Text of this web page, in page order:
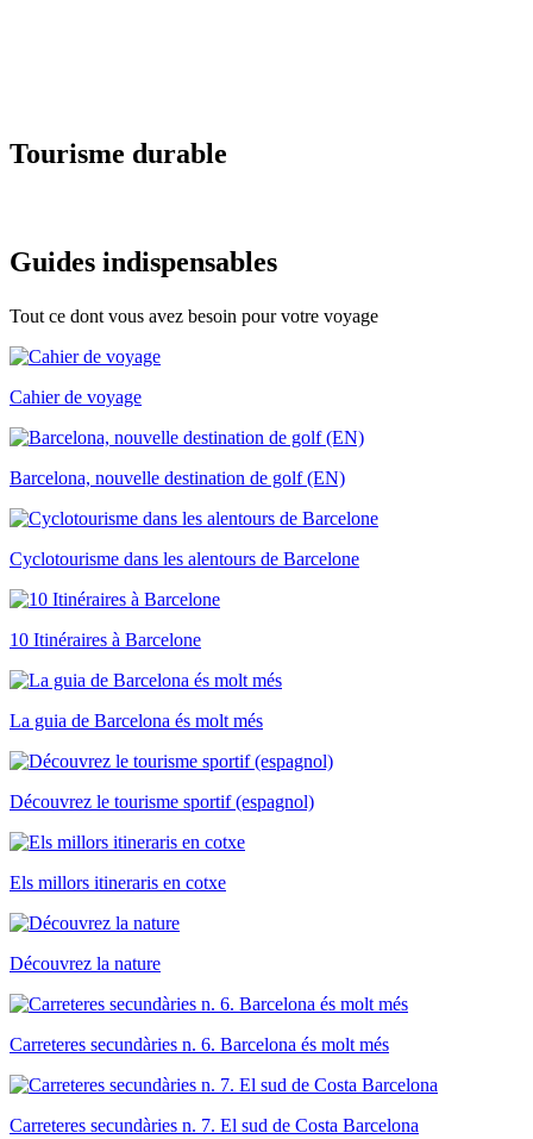
Tourisme durable
Guides indispensables
Tout ce dont vous avez besoin pour votre voyage
Cahier de voyage
Barcelona, nouvelle destination de golf (EN)
Cyclotourisme dans les alentours de Barcelone
10 Itinéraires à Barcelone
La guia de Barcelona és molt més
Découvrez le tourisme sportif (espagnol)
Els millors itineraris en cotxe
Découvrez la nature
Carreteres secundàries n. 6. Barcelona és molt més
Carreteres secundàries n. 7. El sud de Costa Barcelona